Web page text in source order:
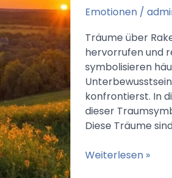
Emotionen /
Träume über
hervorrufen und
symbolisieren
konfrontierst. In
dieser
Diese Träume
Traumdeutung
Weiterlesen »